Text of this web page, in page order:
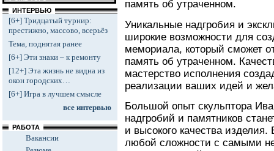
ИНТЕРВЬЮ
[6+] Тридцатый турнир:
престижно, массово, всерьёз
Тема, поднятая ранее
[6+] Эти знаки – к ремонту
[12+] Эта жизнь не видна из
окон городских…
[6+] Игра в лучшем смысле
все интервью
РАБОТА
Вакансии
память об утраченном.
Уникальные надгробия и
широкие возможности для
мемориала, который сможет
память об утраченном.
мастерство исполнения
реализации ваших идей и
Большой опыт скульптора
надгробий и памятников
и высокого качества
любой сложности с самыми